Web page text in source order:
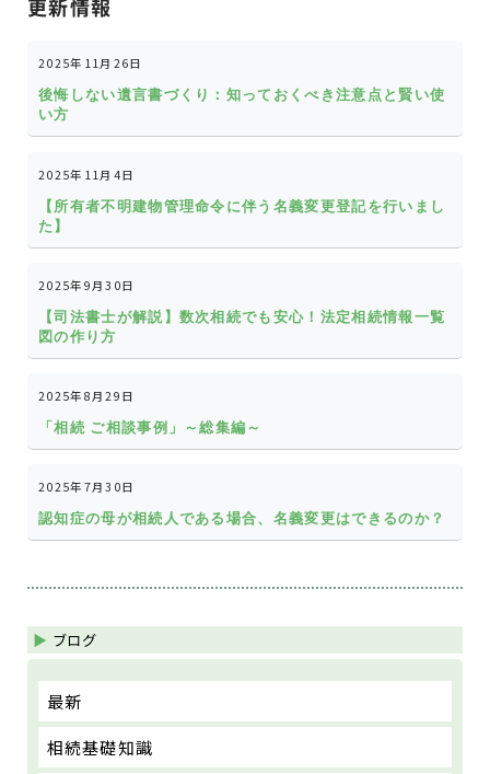
更新情報
2025年11月26日
後悔しない遺言書づくり：知っておくべき注意点と賢い使
い方
2025年11月4日
【所有者不明建物管理命令に伴う名義変更登記を行いまし
た】
2025年9月30日
【司法書士が解説】数次相続でも安心！法定相続情報一覧
図の作り方
2025年8月29日
「相続 ご相談事例」～総集編～
2025年7月30日
認知症の母が相続人である場合、名義変更はできるのか？
ブログ
最新
相続基礎知識